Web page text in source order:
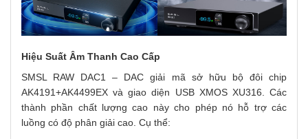
Hiệu Suất Âm Thanh Cao Cấp
SMSL RAW DAC1 – DAC giải mã sở hữu bộ đôi chip
AK4191+AK4499EX và giao diện USB XMOS XU316. Các
thành phần chất lượng cao này cho phép nó hỗ trợ các
luồng có độ phân giải cao. Cụ thể: